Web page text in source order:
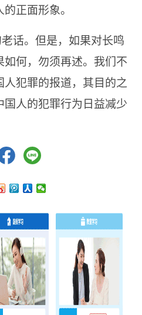
正面形象。
话。但是，如果对长鸣
何，勿须再述。我们不
犯罪的报道，其目的之
人的犯罪行为日益减少